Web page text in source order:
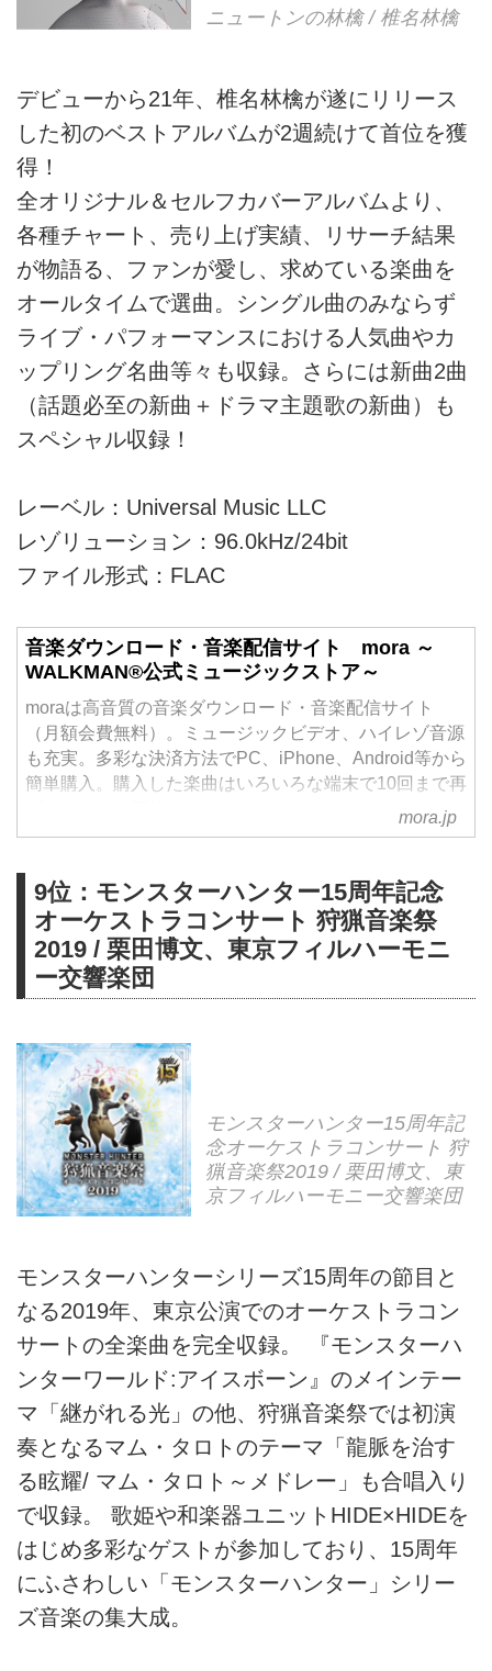
ニュートンの林檎 / 椎名林檎
デビューから21年、椎名林檎が遂にリリース
した初のベストアルバムが2週続けて首位を獲
得！
全オリジナル＆セルフカバーアルバムより、
各種チャート、売り上げ実績、リサーチ結果
が物語る、ファンが愛し、求めている楽曲を
オールタイムで選曲。シングル曲のみならず
ライブ・パフォーマンスにおける人気曲やカ
ップリング名曲等々も収録。さらには新曲2曲
（話題必至の新曲＋ドラマ主題歌の新曲）も
スペシャル収録！
レーベル：Universal Music LLC
レゾリューション：96.0kHz/24bit
ファイル形式：FLAC
音楽ダウンロード・音楽配信サイト mora ～
WALKMAN®公式ミュージックストア～
moraは高音質の音楽ダウンロード・音楽配信サイト
（月額会費無料）。ミュージックビデオ、ハイレゾ音源
も充実。多彩な決済方法でPC、iPhone、Android等から
簡単購入。購入した楽曲はいろいろな端末で10回まで再
mora.jp
9位：モンスターハンター15周年記念
オーケストラコンサート 狩猟音楽祭
2019 / 栗田博文、東京フィルハーモニ
ー交響楽団
モンスターハンター15周年記
念オーケストラコンサート 狩
猟音楽祭2019 / 栗田博文、東
京フィルハーモニー交響楽団
モンスターハンターシリーズ15周年の節目と
なる2019年、東京公演でのオーケストラコン
サートの全楽曲を完全収録。 『モンスターハ
ンターワールド:アイスボーン』のメインテー
マ「継がれる光」の他、狩猟音楽祭では初演
奏となるマム・タロトのテーマ「龍脈を治す
る眩耀/ マム・タロト～メドレー」も合唱入り
で収録。 歌姫や和楽器ユニットHIDE×HIDEを
はじめ多彩なゲストが参加しており、15周年
にふさわしい「モンスターハンター」シリー
ズ音楽の集大成。